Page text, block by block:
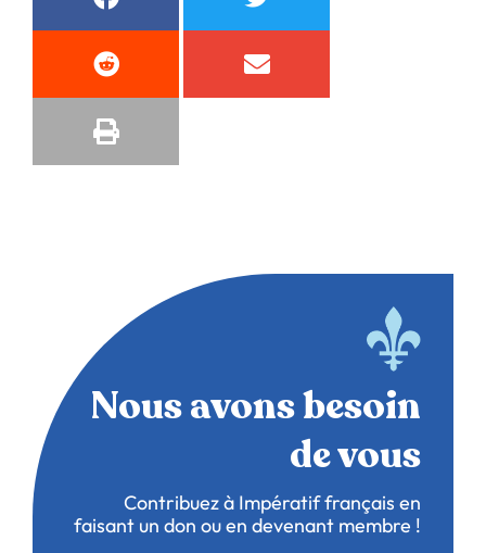
Nous avons besoin
de vous
Contribuez à Impératif français en
faisant un don ou en devenant membre !